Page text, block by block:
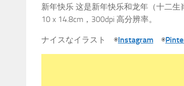
新年快乐 这是新年快乐和龙年（十二生
10 x 14.8cm，300dpi 高分辨率。
ナイスなイラスト ◉Instagram ◉